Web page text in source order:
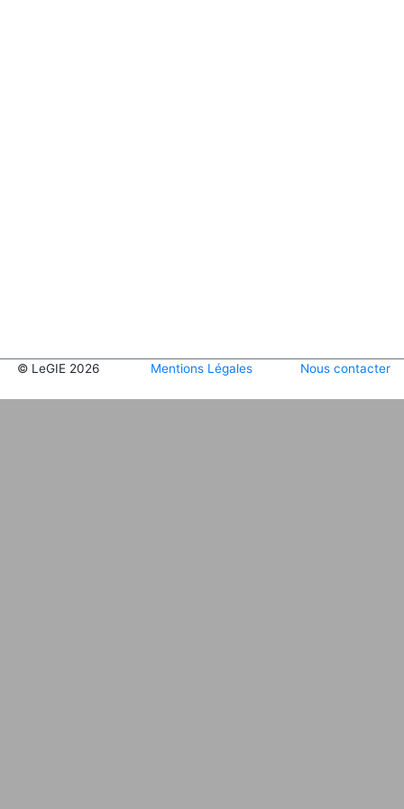
© LeGIE 2026 Mentions Légales Nous contacter